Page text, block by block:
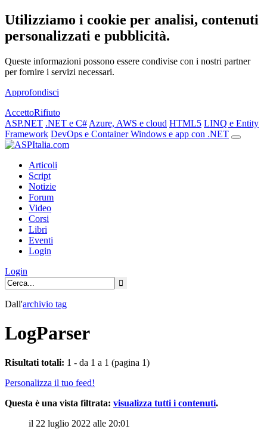
Utilizziamo i cookie per analisi, contenuti
personalizzati e pubblicità.
Queste informazioni possono essere condivise con i nostri partner
per fornire i servizi necessari.
Approfondisci
AccettoRifiuto
ASP.NET .NET e C# Azure, AWS e cloud HTML5 LINQ e Entity
Framework DevOps e ContainerWindows e app con .NET
Articoli
Script
Notizie
Forum
Video
Corsi
Libri
Eventi
Login
Login
Dall'archivio tag
LogParser
Risultati totali: 1 - da 1 a 1 (pagina 1)
Personalizza il tuo feed!
Questa è una vista filtrata: visualizza tutti i contenuti.
il 22 luglio 2022 alle 20:01